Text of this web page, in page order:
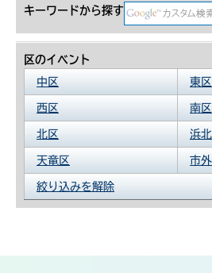
キーワードから探す
区のイベント
中区
東区
西区 南区
北区 浜
天竜区 市外
絞り込みを解除